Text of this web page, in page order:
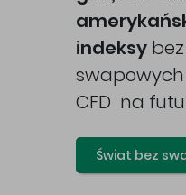
indeksy
swapowych
CFD na
Świat bez